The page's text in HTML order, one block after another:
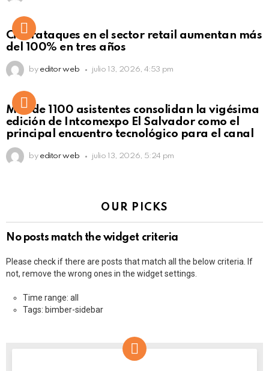
Ciberataques en el sector retail aumentan más
del 100% en tres años
by editor web julio 13, 2026, 4:53 pm
Más de 1100 asistentes consolidan la vigésima
edición de Intcomexpo El Salvador como el
principal encuentro tecnológico para el canal
by editor web julio 13, 2026, 5:24 pm
OUR PICKS
No posts match the widget criteria
Please check if there are posts that match all the below criteria. If
not, remove the wrong ones in the widget settings.
Time range: all
Tags: bimber-sidebar